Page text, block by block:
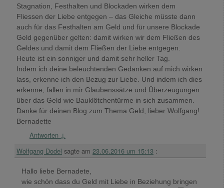
Stagnation, Festhalten und Blockaden wirken dem
Fliessen der Liebe entgegen – das Gleiche müsste dann
auch für das Festhalten am Geld und für unsere Blockade
Geld gegenüber gelten: damit wirken wir dem Fließen des
Geldes und damit dem Fließen der Liebe entgegen.
Heute ist ein sonniger und damit sehr heller Tag.
Indem ich deine beleuchtenden Gedanken auf mich wirken
lass, erkenne ich den Bezug zur Liebe. Und indem ich dies
erkenne, fallen in mir Glaubenssätze und Überzeugungen
über das Geld wie Bauklötchentürme in sich zusammen.
Danke für deinen Blog zum Thema Geld, lieber Wolfgang!
Bernadette
Antworten ↓
Wolfgang Dodel sagte am 23.06.2016 um 15:13 :
Hallo liebe Bernadete,
wie schön dass du Geld mit Liebe in Beziehung bringen